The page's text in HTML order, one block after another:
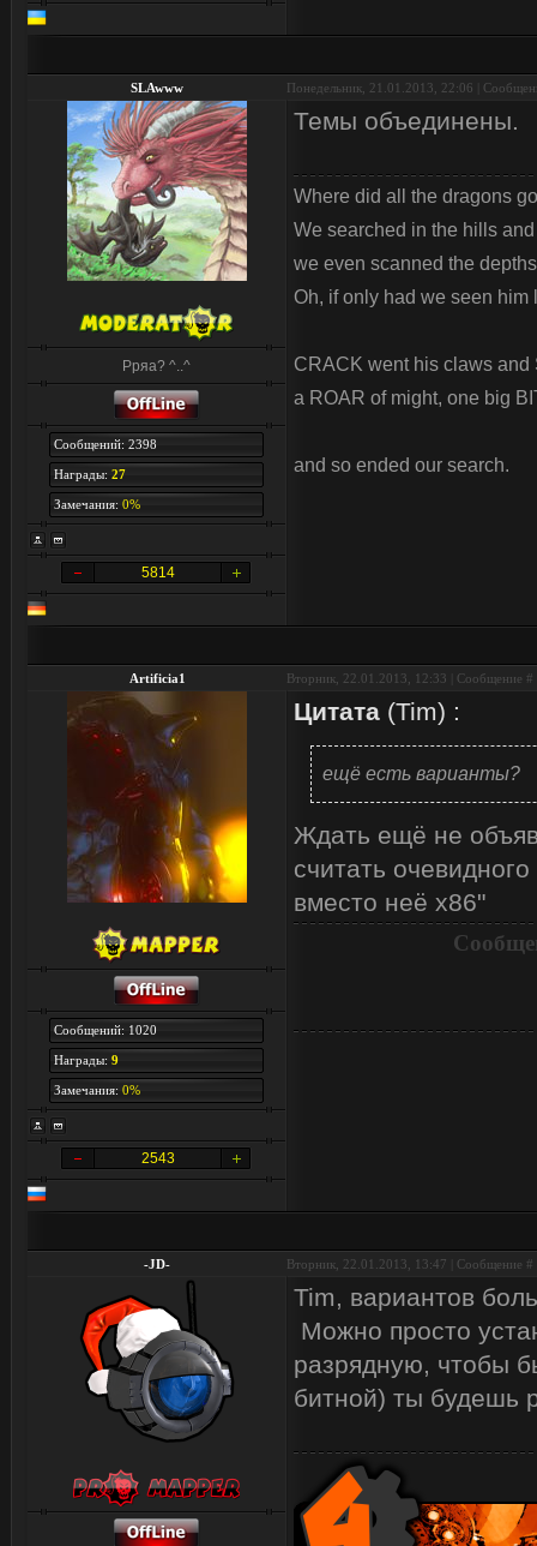
SLAwww Понедельник, 21.01.2013, 22:06 |
Рряа? ^..^
Сообщений: 2398
Награды: 27
Замечания: 0%
5814
Темы объединены.
Where did all the dragons
We searched in the hills
we even scanned the
Oh, if only had we seen
CRACK went his claws
a ROAR of might, one big
and so ended our search.
Artificia1 Вторник, 22.01.2013, 12:33 | Сообщение #
Сообщений: 1020
Награды: 9
Замечания: 0%
2543
Цитата (Tim) :
ещё есть варианты?
Ждать ещё не
считать
вместо неё x86"
-JD- Вторник, 22.01.2013, 13:47 | Сообщение #
Tim, вариантов
Можно просто
разрядную, чтобы
битной) ты будешь